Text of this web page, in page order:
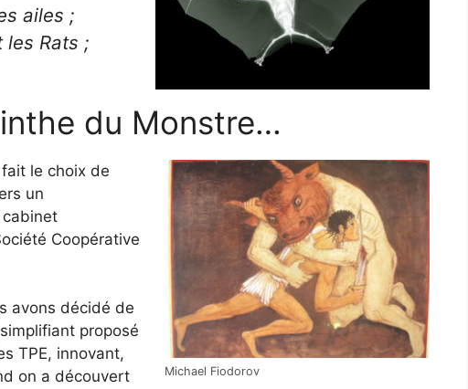
ailes ;
Rats ;
du Monstre…
Michael Fiodorov
le choix de
un
cabinet
Coopérative
avons décidé de
proposé
TPE, innovant,
on a découvert